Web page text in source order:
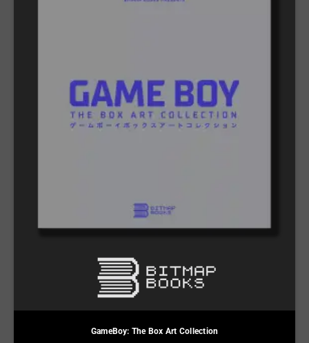
GameBoy: The Box Art Collection